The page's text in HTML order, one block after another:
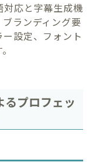
応と字幕生成機
ランディング要
設定、フォント
プロフェッ